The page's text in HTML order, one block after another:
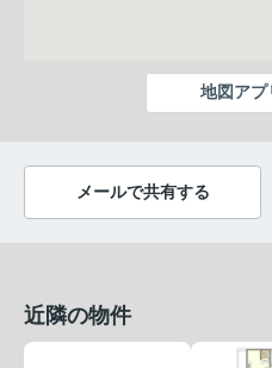
地図アプ
メールで共有する
近隣の物件